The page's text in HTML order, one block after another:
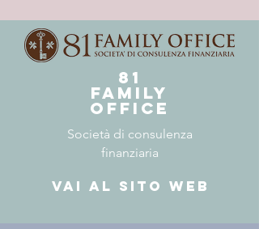
81
family
office
Società di consulenza
finanziaria
Vai al sito web